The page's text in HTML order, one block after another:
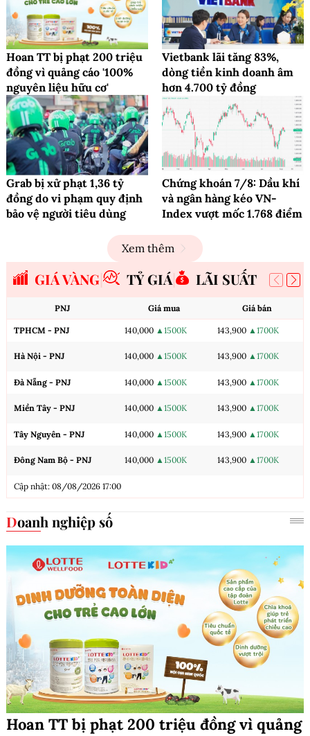
Hoan TT bị phạt 200 triệu
đồng vì quảng cáo '100%
nguyên liệu hữu cơ'
Vietbank lãi tăng 83%,
dòng tiền kinh doanh âm
hơn 4.700 tỷ đồng
Grab bị xử phạt 1,36 tỷ
đồng do vi phạm quy định
bảo vệ người tiêu dùng
Chứng khoán 7/8: Dầu khí
và ngân hàng kéo VN-
Index vượt mốc 1.768 điểm
Xem thêm
GIÁ VÀNG TỶ GIÁ LÃI SUẤT
PNJ Giá mua Giá bán
TPHCM - PNJ 140,000 ▲1500K 143,900 ▲1700K
Hà Nội - PNJ 140,000 ▲1500K 143,900 ▲1700K
Đà Nẵng - PNJ 140,000 ▲1500K 143,900 ▲1700K
Miền Tây - PNJ 140,000 ▲1500K 143,900 ▲1700K
Tây Nguyên - PNJ 140,000 ▲1500K 143,900 ▲1700K
Đông Nam Bộ - PNJ 140,000 ▲1500K 143,900 ▲1700K
Cập nhật: 08/08/2026 17:00
Doanh nghiệp số
Hoan TT bị phạt 200 triệu đồng vì quảng